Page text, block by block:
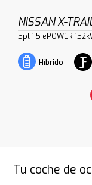
NISSAN X-
5pl 1.5 ePOWER
Híbrido
Tu coche de